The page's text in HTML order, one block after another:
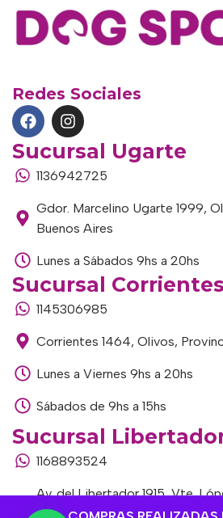
Redes Sociales
Sucursal Ugarte
1136942725
Gdor. Marcelino Ugarte 1999,
Buenos Aires
Lunes a Sábados 9hs a 20hs
Sucursal Corrientes
1145306985
Corrientes 1464, Olivos,
Lunes a Viernes 9hs a 20hs
Sábados de 9hs a 15hs
Sucursal
1168893524
Av. del Libertador 1915, Vte.
Buenos Aires